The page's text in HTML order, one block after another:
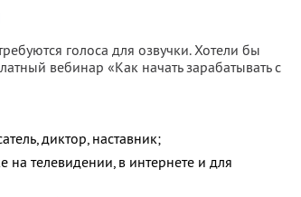
голоса для озвучки. Хотели бы
вебинар «Как начать зарабатывать с
диктор, наставник;
на телевидении, в интернете и для